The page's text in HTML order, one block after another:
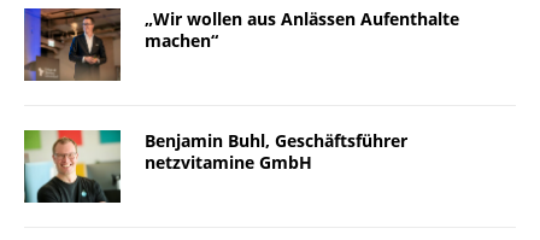
„Wir wollen aus Anlässen Aufenthalte
machen“
Benjamin Buhl, Geschäftsführer
netzvitamine GmbH